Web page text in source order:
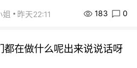
姐 昨天22:11 183 0
都在做什么呢出来说说话呀